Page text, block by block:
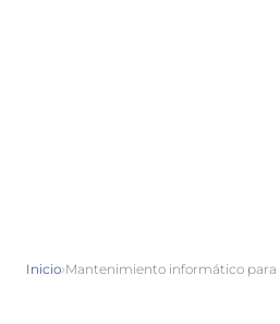
Inicio›Mantenimiento informático para